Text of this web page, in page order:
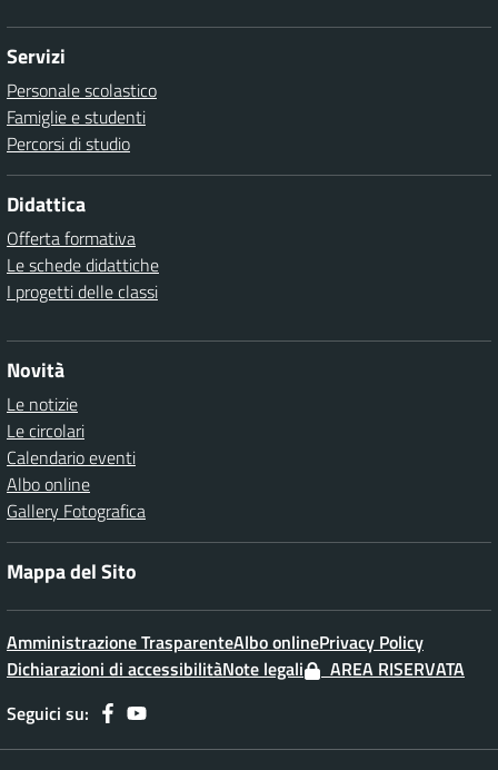
Servizi
Personale scolastico
Famiglie e studenti
Percorsi di studio
Didattica
Offerta formativa
Le schede didattiche
I progetti delle classi
Novità
Le notizie
Le circolari
Calendario eventi
Albo online
Gallery Fotografica
Mappa del Sito
Amministrazione TrasparenteAlbo onlinePrivacy Policy
Dichiarazioni di accessibilitàNote legali
AREA RISERVATA
Seguici su: